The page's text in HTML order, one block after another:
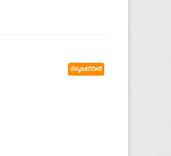
ข้อมูลสถิติคดี